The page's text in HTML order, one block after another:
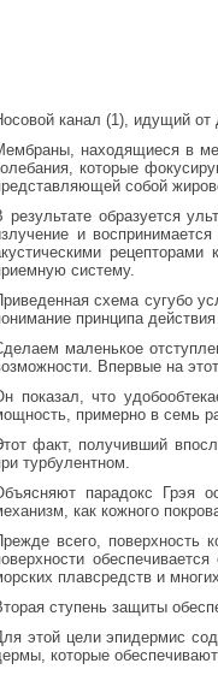
канал (1), идущий
находящиеся в
которые
собой
результате образуется
и
систему.
схема сугубо
принципа
маленькое
Впервые на
показал, что
примерно в семь
факт, получивший
турбулентном.
парадокс Грэя
как кожного
всего, поверхность
плавсредств и
ступень защиты
этой цели эпидермис
которые